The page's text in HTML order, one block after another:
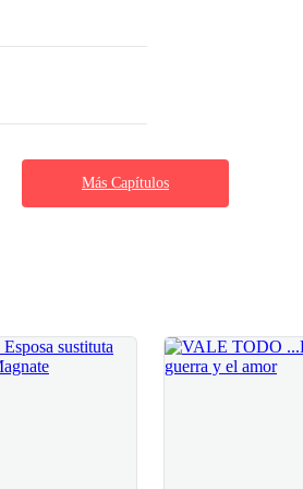
Más Capítulos